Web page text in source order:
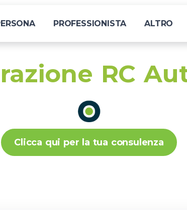
PROFESSIONISTA ALTRO
RC
Clicca qui per la tua consulenza